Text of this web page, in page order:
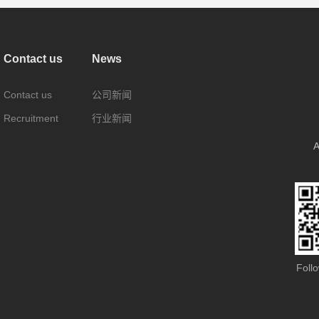
Contact us
Contact us
Recruitment
News
公司新闻
行业新闻